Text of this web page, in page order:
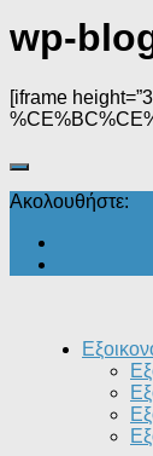
wp-
[iframe
Ακολουθήστε: